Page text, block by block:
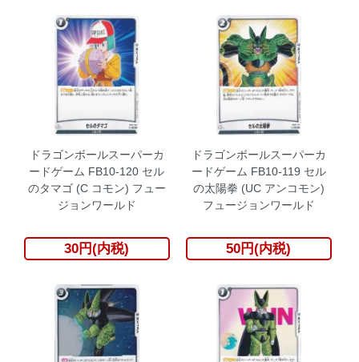
ドラゴンボールスーパーカ
ードゲーム FB10-120 セル
のタマゴ (C コモン) フュー
ジョンワールド
30円(内税)
ドラゴンボールスーパーカ
ードゲーム FB10-119 セル
の太陽拳 (UC アンコモン)
フュージョンワールド
50円(内税)